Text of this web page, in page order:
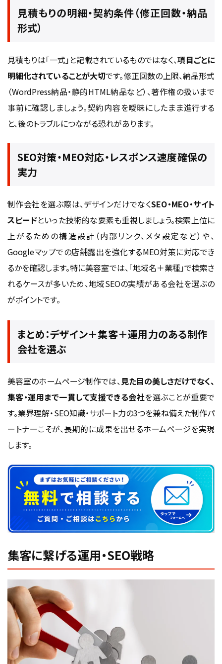
見積もりの明細・契約条件（修正回数・納品
形式）
見積もりは「一式」と記載されているものではなく、項目ごとに
明細化されていることが大切です。修正回数の上限、納品形式
（WordPress納品・静的HTML納品など）、著作権の扱いまで
事前に確認しましょう。契約内容を曖昧にしたまま進行する
と、後のトラブルにつながる恐れがあります。
SEO対策・MEO対応・レスポンス速度確保の
実力
制作会社を選ぶ際は、デザインだけでなくSEO・MEO・サイト
スピードといった技術的な要素も重視しましょう。検索上位に
上がるための構造設計（内部リンク、メタ設定など）や、
Googleマップでの店舗露出を強化するMEO対策に対応でき
るかを確認します。特に美容室では、「地域名＋業種」で検索さ
れるケースが多いため、地域SEOの実績がある会社を選ぶの
がポイントです。
まとめ：デザイン＋集客＋運用力のある制作
会社を選ぶ
美容室のホームページ制作では、見た目の美しさだけでなく、
集客・運用まで一貫して支援できる会社を選ぶことが重要で
す。業界理解・SEO知識・サポート力の3つを兼ね備えた制作パ
ートナーこそが、長期的に成果を出せるホームページを実現
します。
集客に繋げる運用・SEO戦略